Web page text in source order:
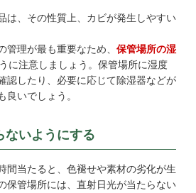
は、その性質上、カビが発生しやすい
管理が最も重要なため、 保管場所の湿
に注意しましょう。保管場所に湿度
認したり、必要に応じて除湿器などが
良いでしょう。
ないようにする
間当たると、色褪せや素材の劣化が生
保管場所には、直射日光が当たらない